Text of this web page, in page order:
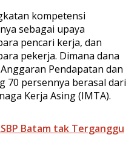
kompetensi
sebagai upaya
pencari kerja, dan
pekerja. Dimana dana
Pendapatan dan
70 persennya berasal dari
Kerja Asing (IMTA).
Batam tak Terganggu